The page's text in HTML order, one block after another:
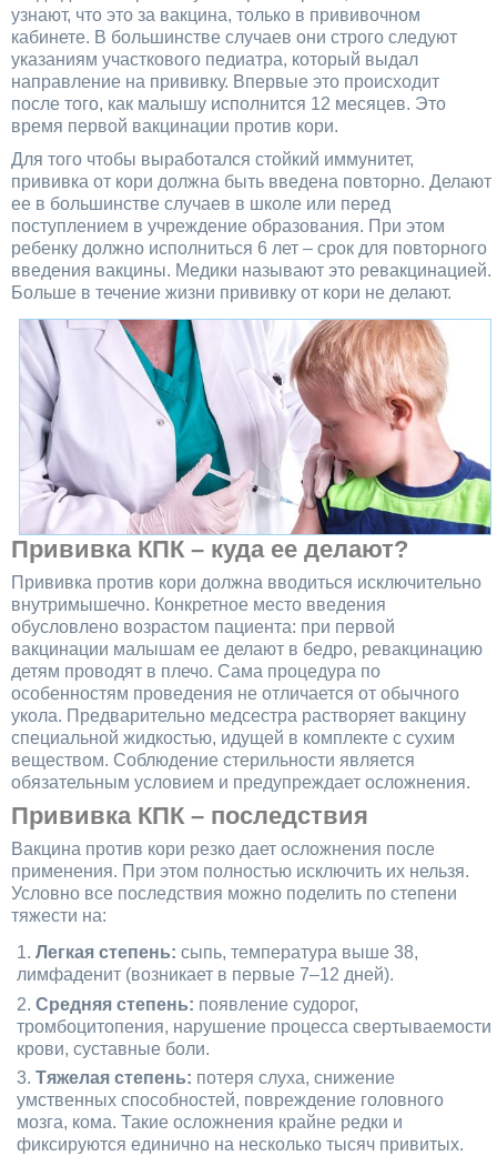
узнают, что это за вакцина, только в прививочном
кабинете. В большинстве случаев они строго следуют
указаниям участкового педиатра, который выдал
направление на прививку. Впервые это происходит
после того, как малышу исполнится 12 месяцев. Это
время первой вакцинации против кори.
Для того чтобы выработался стойкий иммунитет,
прививка от кори должна быть введена повторно. Делают
ее в большинстве случаев в школе или перед
поступлением в учреждение образования. При этом
ребенку должно исполниться 6 лет – срок для повторного
введения вакцины. Медики называют это ревакцинацией.
Больше в течение жизни прививку от кори не делают.
Прививка КПК – куда ее делают?
Прививка против кори должна вводиться исключительно
внутримышечно. Конкретное место введения
обусловлено возрастом пациента: при первой
вакцинации малышам ее делают в бедро, ревакцинацию
детям проводят в плечо. Сама процедура по
особенностям проведения не отличается от обычного
укола. Предварительно медсестра растворяет вакцину
специальной жидкостью, идущей в комплекте с сухим
веществом. Соблюдение стерильности является
обязательным условием и предупреждает осложнения.
Прививка КПК – последствия
Вакцина против кори резко дает осложнения после
применения. При этом полностью исключить их нельзя.
Условно все последствия можно поделить по степени
тяжести на:
Легкая степень: сыпь, температура выше 38,
лимфаденит (возникает в первые 7–12 дней).
Средняя степень: появление судорог,
тромбоцитопения, нарушение процесса свертываемости
крови, суставные боли.
Тяжелая степень: потеря слуха, снижение
умственных способностей, повреждение головного
мозга, кома. Такие осложнения крайне редки и
фиксируются единично на несколько тысяч привитых.